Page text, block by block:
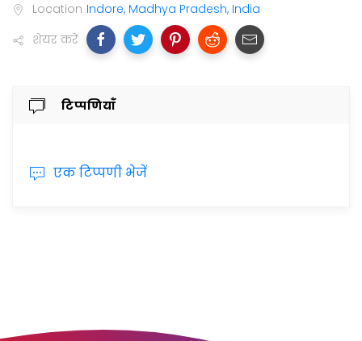
Location Indore, Madhya Pradesh, India
शेयर करें
टिप्पणियाँ
एक टिप्पणी भेजें